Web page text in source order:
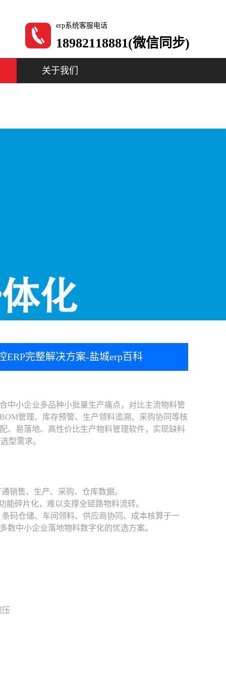
erp系统客服电话
18982118881(微信同步)
关于我们
完整解决方案-盐城erp百科
中小企业多品种小批量生产痛点，对比主流物料管
管理、库存预警、生产领料追溯、采购协同等核
、易落地、高性价比生产物料管理软件，实现缺料
型需求。
销售、生产、采购、仓库数据。
碎片化，难以支撑全链路物料流转。
码仓储、车间领料、供应商协同、成本核算于一
中小企业落地物料数字化的优选方案。
压